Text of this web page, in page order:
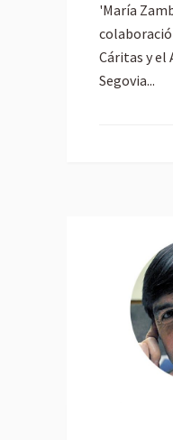
'María
Cáritas y el
Segovia...